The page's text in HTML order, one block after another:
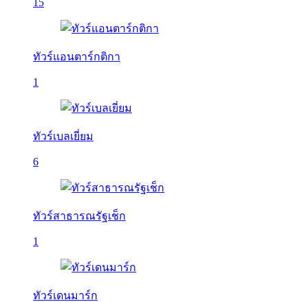
15
ทัวร์แอนตาร์กติกา
1
ทัวร์เบลเยี่ยม
6
ทัวร์สาธารณรัฐเช็ก
1
ทัวร์เดนมาร์ก